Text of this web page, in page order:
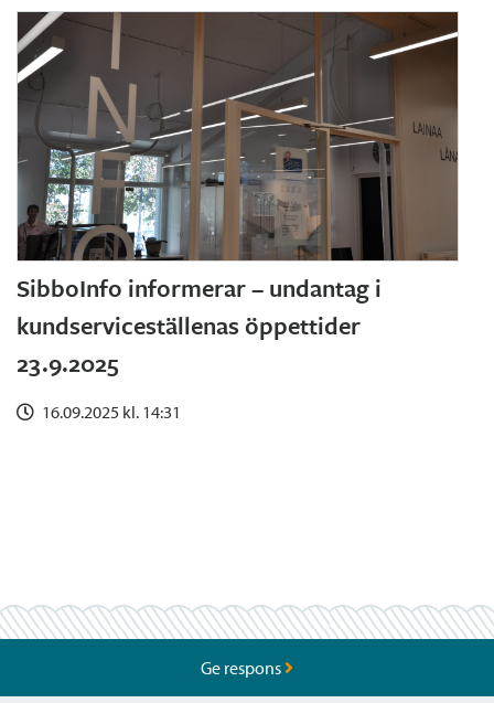
SibboInfo informerar – undantag i
kundserviceställenas öppettider
23.9.2025
16.09.2025 kl. 14:31
Ge respons